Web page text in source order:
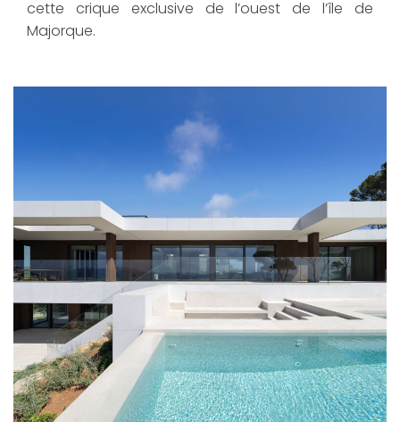
cette crique exclusive de l’ouest de l’île de
Majorque.